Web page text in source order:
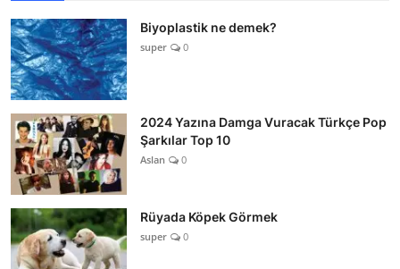
Biyoplastik ne demek?
super 0
2024 Yazına Damga Vuracak Türkçe Pop
Şarkılar Top 10
Aslan 0
Rüyada Köpek Görmek
super 0